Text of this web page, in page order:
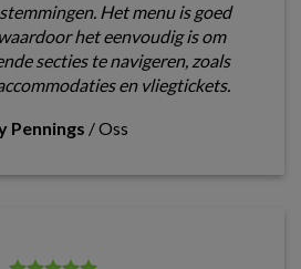
Het menu is goed
het eenvoudig is om
secties te navigeren, zoals
en vliegtickets.
Pennings /Oss